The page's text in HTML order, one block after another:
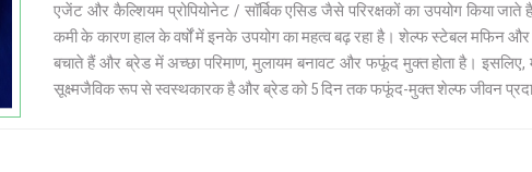
एजेंट और कैल्शियम प्रोपियोनेट / सॉर्बिक एसिड जैसे परिरक्षकों का उपयोग किया जाते
कमी के कारण हाल के वर्षों में इनके उपयोग का महत्व बढ़ रहा है। शेल्फ स्टेबल मफिन
बचाते हैं और ब्रेड में अच्छा परिमाण, मुलायम बनावट और फफूंद मुक्त होता है। इसलिए,
सूक्ष्मजैविक रूप से स्वस्थकारक है और ब्रेड को 5 दिन तक फफूंद-मुक्त शेल्फ जीवन